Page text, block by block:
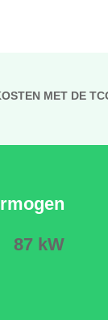
MET DE
87 kW